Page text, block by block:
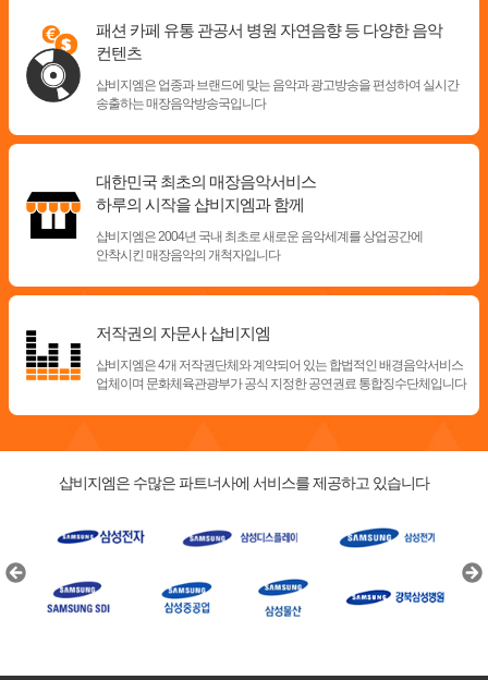
패션 카페 유통 관공서 병원 자연음향 등 다양한 음악
컨텐츠
샵비지엠은 업종과 브랜드에 맞는 음악과 광고방송을편성하여 실시간
송출하는 매장음악방송국입니다
대한민국 최초의 매장음악서비스
하루의 시작을 샵비지엠과 함께
샵비지엠은 2004년 국내 최초로 새로운 음악세계를상업공간에
안착시킨 매장음악의 개척자입니다
저작권의 자문사 샵비지엠
샵비지엠은 4개 저작권단체와 계약되어 있는 합법적인 배경음악서비스
업체이며 문화체육관광부가 공식 지정한공연권료 통합징수단체입니다
샵비지엠은 수많은 파트너사에 서비스를 제공하고 있습니다
Previous